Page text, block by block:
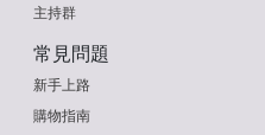
主持群
常見問題
新手上路
購物指南